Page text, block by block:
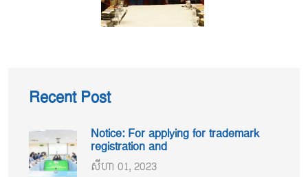
Recent Post
Notice: For applying for trademark
registration and
សីហា 01, 2023